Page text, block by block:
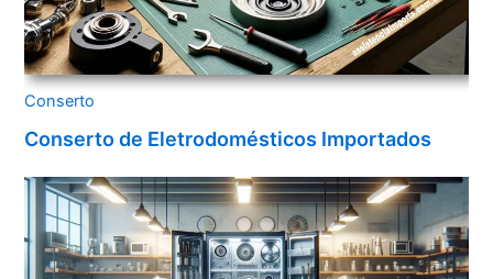
Conserto
Conserto de Eletrodomésticos Importados